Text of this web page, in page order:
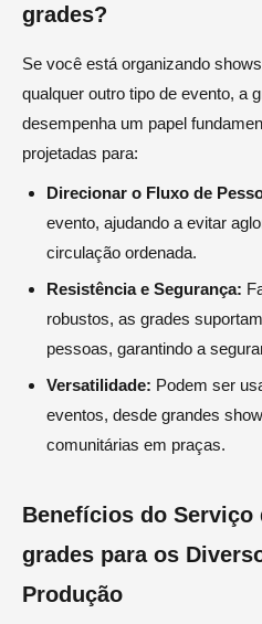
grades?
Se você está organizando
qualquer outro tipo de evento, a
desempenha um papel
projetadas para:
Direcionar o Fluxo de
evento, ajudando a evitar
circulação ordenada.
Resistência e Segurança:
robustos, as grades
pessoas, garantindo a
Versatilidade: Podem ser
eventos, desde grandes
comunitárias em praças.
Benefícios do Serviço
grades para os
Produção